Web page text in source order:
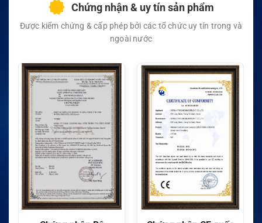
Chứng nhận & uy tín sản phẩm
Được kiểm chứng & cấp phép bởi các tổ chức uy tín trong và
ngoài nước